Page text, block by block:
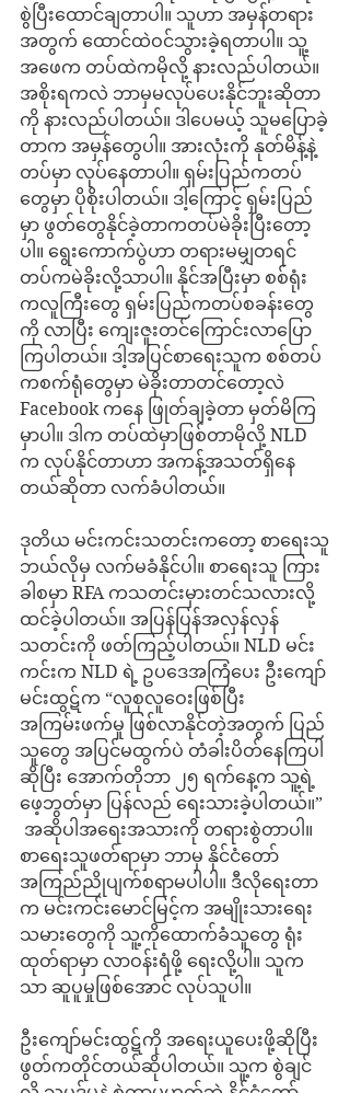
စွဲပြီးထောင်ချတာပါ။ သူဟာ အမှန်တရား
အတွက် ထောင်ထဲဝင်သွားခဲ့ရတာပါ။ သူ့
အဖေက တပ်ထဲကမိုလို့ နားလည်ပါတယ်။
အစိုးရကလဲ ဘာမှမလုပ်ပေးနိုင်ဘူးဆိုတာ
ကို နားလည်ပါတယ်။ ဒါပေမယ့် သူမပြောခဲ့
တာက အမှန်တွေပါ။ အားလုံးကို နုတ်မိန့်နဲ့
တပ်မှာ လုပ်နေတာပါ။ ရှမ်းပြည်ကတပ်
တွေမှာ ပိုစိုးပါတယ်။ ဒါ့ကြောင့် ရှမ်းပြည်
မှာ ဖွတ်တွေနိုင်ခဲ့တာကတပ်မဲခိုးပြီးတော့
ပါ။ ရွေးကောက်ပွဲဟာ တရားမမျှတရင်
တပ်ကမဲခိုးလို့သာပါ။ နိုင်အပြီးမှာ စစ်ရုံး
ကလူကြီးတွေ ရှမ်းပြည်ကတပ်စခန်းတွေ
ကို လာပြီး ကျေးဇူးတင်ကြောင်းလာပြော
ကြပါတယ်။ ဒါ့အပြင်စာရေးသူက စစ်တပ်
ကစက်ရုံတွေမှာ မဲခိုးတာတင်တော့လဲ
Facebook ကနေ ဖြုတ်ချခဲ့တာ မှတ်မိကြ
မှာပါ။ ဒါက တပ်ထဲမှာဖြစ်တာမိုလို့ NLD
က လုပ်နိုင်တာဟာ အကန့်အသတ်ရှိနေ
တယ်ဆိုတာ လက်ခံပါတယ်။
ဒုတိယ မင်းကင်းသတင်းကတော့ စာရေးသူ
ဘယ်လိုမှ လက်မခံနိုင်ပါ။ စာရေးသူ ကြား
ခါစမှာ RFA ကသတင်းမှားတင်သလားလို့
ထင်ခဲ့ပါတယ်။ အပြန်ပြန်အလှန်လှန်
သတင်းကို ဖတ်ကြည့်ပါတယ်။ NLD မင်း
ကင်းက NLD ရဲ့ ဥပဒေအကြံပေး ဦးကျော်
မင်းထွဋ်က “လူစုလူဝေးဖြစ်ပြီး
အကြမ်းဖက်မှု ဖြစ်လာနိုင်တဲ့အတွက် ပြည်
သူတွေ အပြင်မထွက်ပဲ တံခါးပိတ်နေကြပါ
ဆိုပြီး အောက်တိုဘာ ၂၅ ရက်နေ့က သူ့ရဲ့
ဖေ့ဘွတ်မှာ ပြန်လည် ရေးသားခဲ့ပါတယ်။”
အဆိုပါအရေးအသားကို တရားစွဲတာပါ။
စာရေးသူဖတ်ရာမှာ ဘာမှ နိုင်ငံတော်
အကြည်ညိုပျက်စရာမပါပါ။ ဒီလိုရေးတာ
က မင်းကင်းမောင်မြင့်က အမျိုးသားရေး
သမားတွေကို သူ့ကိုထောက်ခံသူတွေ ရုံး
ထုတ်ရာမှာ လာဝန်းရံဖို့ ရေးလို့ပါ။ သူက
သာ ဆူပူမှုဖြစ်အောင် လုပ်သူပါ။
ဦးကျော်မင်းထွဋ်ကို အရေးယူပေးဖို့ဆိုပြီး
ဖွတ်ကတိုင်တယ်ဆိုပါတယ်။ သူ့က စွဲချင်